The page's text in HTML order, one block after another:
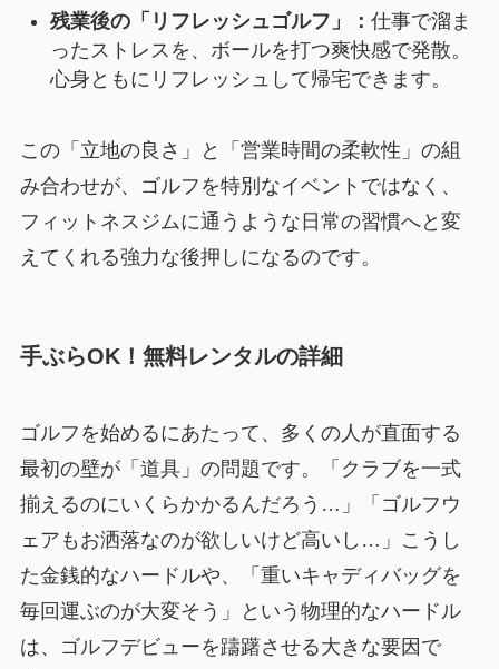
残業後の「リフレッシュゴルフ」： 仕事で溜ま
ったストレスを、ボールを打つ爽快感で発散。
心身ともにリフレッシュして帰宅できます。
この「立地の良さ」と「営業時間の柔軟性」の組
み合わせが、
ゴルフを特別なイベントではなく、
フィットネスジムに通うような日常の習慣へと変
えてくれる強力な後押しになるのです。
手ぶらOK！無料レンタルの詳細
ゴルフを始めるにあたって、多くの人が直面する
最初の壁が「道具」の問題です。「クラブを一式
揃えるのにいくらかかるんだろう…」「ゴルフウ
ェアもお洒落なのが欲しいけど高いし…」こうし
た金銭的なハードルや、「重いキャディバッグを
毎回運ぶのが大変そう」という物理的なハードル
は、ゴルフデビューを躊躇させる大きな要因で